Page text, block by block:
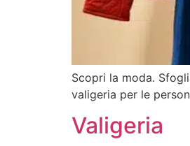
Scopri la moda.
valigeria per le
Valigeria